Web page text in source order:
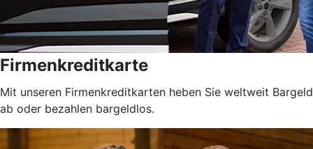
Firmenkreditkarte
Mit unseren Firmenkreditkarten heben Sie weltweit Bargeld
ab oder bezahlen bargeldlos.